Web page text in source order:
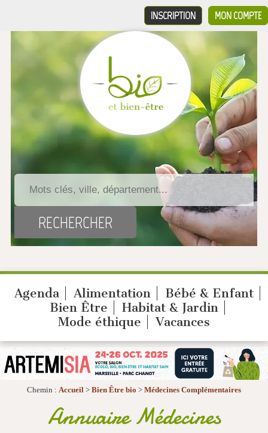
MON COMPTE
INSCRIPTION
Agenda Alimentation
Bébé & Enfant
Bien Être
Habitat & Jardin
Mode éthique
Vacances
Chemin : Accueil > Bien Être bio > Médecines Complémentaires
Annuaire Médecines